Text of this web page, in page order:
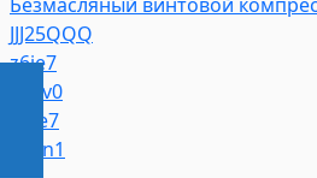
JJJ25QQQ
z6je7
py7v0
ajbe7
q1cn1